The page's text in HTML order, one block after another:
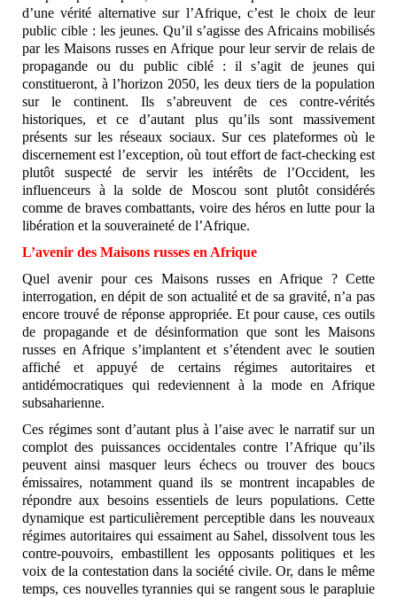
d’une vérité alternative sur l’Afrique, c’est le choix de leur
public cible : les jeunes. Qu’il s’agisse des Africains mobilisés
par les Maisons russes en Afrique pour leur servir de relais de
propagande ou du public ciblé : il s’agit de jeunes qui
constitueront, à l’horizon 2050, les deux tiers de la population
sur le continent. Ils s’abreuvent de ces contre-vérités
historiques, et ce d’autant plus qu’ils sont massivement
présents sur les réseaux sociaux. Sur ces plateformes où le
discernement est l’exception, où tout effort de fact-checking est
plutôt suspecté de servir les intérêts de l’Occident, les
influenceurs à la solde de Moscou sont plutôt considérés
comme de braves combattants, voire des héros en lutte pour la
libération et la souveraineté de l’Afrique.
L’avenir des Maisons russes en Afrique
Quel avenir pour ces Maisons russes en Afrique ? Cette
interrogation, en dépit de son actualité et de sa gravité, n’a pas
encore trouvé de réponse appropriée. Et pour cause, ces outils
de propagande et de désinformation que sont les Maisons
russes en Afrique s’implantent et s’étendent avec le soutien
affiché et appuyé de certains régimes autoritaires et
antidémocratiques qui redeviennent à la mode en Afrique
subsaharienne.
Ces régimes sont d’autant plus à l’aise avec le narratif sur un
complot des puissances occidentales contre l’Afrique qu’ils
peuvent ainsi masquer leurs échecs ou trouver des boucs
émissaires, notamment quand ils se montrent incapables de
répondre aux besoins essentiels de leurs populations. Cette
dynamique est particulièrement perceptible dans les nouveaux
régimes autoritaires qui essaiment au Sahel, dissolvent tous les
contre-pouvoirs, embastillent les opposants politiques et les
voix de la contestation dans la société civile. Or, dans le même
temps, ces nouvelles tyrannies qui se rangent sous le parapluie